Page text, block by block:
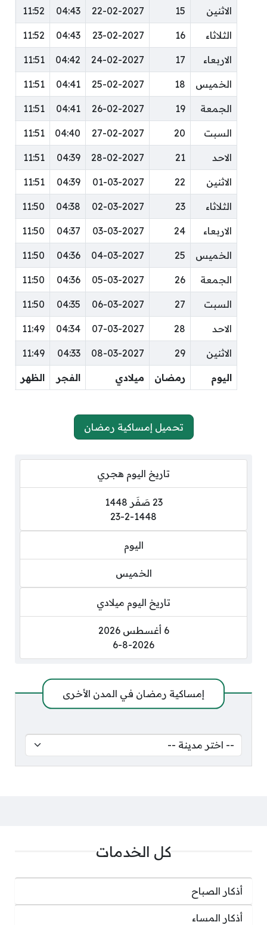
الاثنين 15
22-02-2027
04:43
11:52
الثلاثاء 16
23-02-2027
04:43
11:52
الاربعاء 17
24-02-2027
04:42
11:51
الخميس 18
25-02-2027
04:41
11:51
الجمعة 19
26-02-2027
04:41
11:51
السبت 20
27-02-2027
04:40
11:51
الاحد 21
28-02-2027
04:39
11:51
الاثنين 22
01-03-2027
04:39
11:51
الثلاثاء 23
02-03-2027
04:38
11:50
الاربعاء 24
03-03-2027
04:37
11:50
الخميس 25
04-03-2027
04:36
11:50
الجمعة 26
05-03-2027
04:36
11:50
السبت 27
06-03-2027
04:35
11:50
الاحد 28
07-03-2027
04:34
11:49
الاثنين 29
08-03-2027
04:33
11:49
اليوم رمضان ميلادي الفجر الظهر
تحميل إمساكية رمضان
تاريخ اليوم هجري
23 صَفَر 1448
23-2-1448
اليوم
الخميس
تاريخ اليوم ميلادي
6 أغسطس 2026
6-8-2026
إمساكية رمضان في المدن الأخرى
كل الخدمات
أذكار الصباح
أذكار المساء